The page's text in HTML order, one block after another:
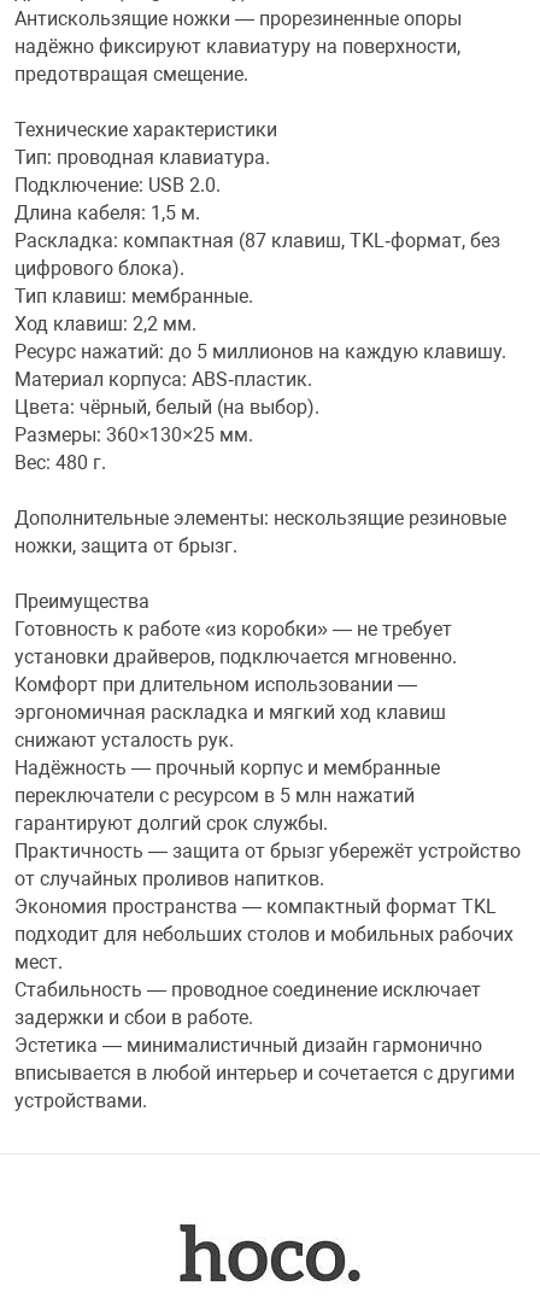
Развивающие
Антискользящие ножки — прорезиненные опоры
надёжно фиксируют клавиатуру на поверхности,
предотвращая смещение.
Технические характеристики
Тип: проводная клавиатура.
Подключение: USB 2.0.
Длина кабеля: 1,5 м.
Раскладка: компактная (87 клавиш, TKL‑формат, без
цифрового блока).
Тип клавиш: мембранные.
Ход клавиш: 2,2 мм.
Ресурс нажатий: до 5 миллионов на каждую клавишу.
Материал корпуса: ABS‑пластик.
Цвета: чёрный, белый (на выбор).
Размеры: 360×130×25 мм.
Вес: 480 г.
Дополнительные элементы: нескользящие резиновые
ножки, защита от брызг.
Преимущества
Готовность к работе «из коробки» — не требует
установки драйверов, подключается мгновенно.
Комфорт при длительном использовании —
эргономичная раскладка и мягкий ход клавиш
снижают усталость рук.
Надёжность — прочный корпус и мембранные
переключатели с ресурсом в 5 млн нажатий
гарантируют долгий срок службы.
Практичность — защита от брызг убережёт устройство
от случайных проливов напитков.
Экономия пространства — компактный формат TKL
подходит для небольших столов и мобильных рабочих
мест.
Стабильность — проводное соединение исключает
задержки и сбои в работе.
Эстетика — минималистичный дизайн гармонично
вписывается в любой интерьер и сочетается с другими
устройствами.